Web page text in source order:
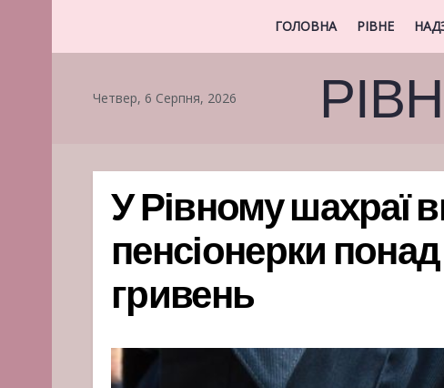
ГОЛОВНА РІВНЕ
Четвер, 6 Серпня, 2026
У Рівному шахраї
пенсіонерки
гривень